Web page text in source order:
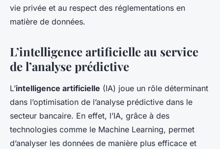
vie privée et au respect des réglementations en
matière de données.
L’intelligence artificielle au service
de l’analyse prédictive
L’intelligence artificielle (IA) joue un rôle déterminant
dans l’optimisation de l’analyse prédictive dans le
secteur bancaire. En effet, l’IA, grâce à des
technologies comme le Machine Learning, permet
d’analyser les données de manière plus efficace et